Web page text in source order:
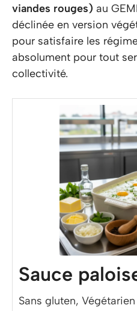
viandes rouges) au
déclinée en version
pour satisfaire les
absolument pour tout
collectivité.
Sauce
Sans gluten, Végétarien